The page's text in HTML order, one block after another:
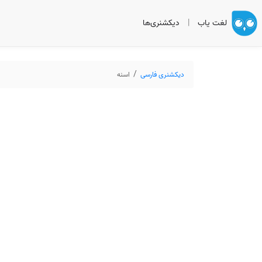
لغت یاب | دیکشنری‌ها
دیکشنری فارسی اسنه